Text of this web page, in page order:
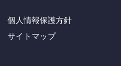
個人情報保護方針
サイトマップ